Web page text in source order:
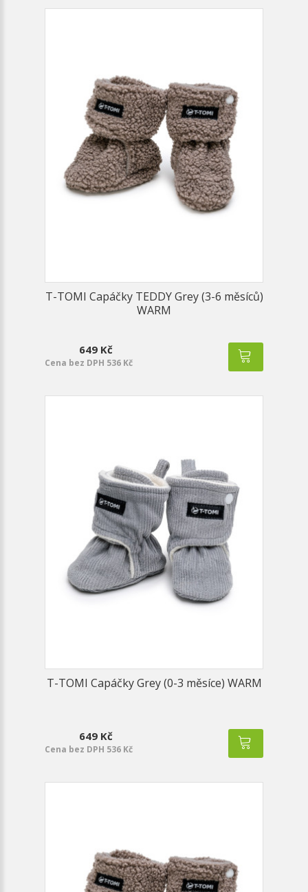
T-TOMI Capáčky TEDDY Grey (3-6 měsíců)
WARM
649 Kč
Cena bez DPH 536 Kč
T-TOMI Capáčky Grey (0-3 měsíce) WARM
649 Kč
Cena bez DPH 536 Kč